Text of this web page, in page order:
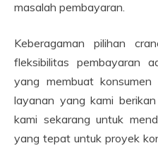
masalah pembayaran.
Keberagaman pilihan
fleksibilitas pembayaran
yang membuat
layanan yang kami
kami sekarang untuk
yang tepat untuk proyek